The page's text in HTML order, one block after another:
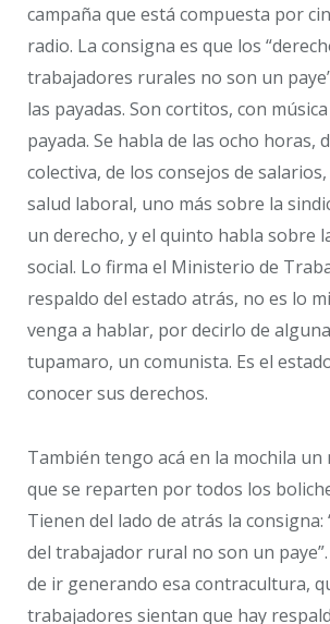
campaña que está compuesta por
radio. La consigna es que los
trabajadores rurales no son un
las payadas. Son cortitos, con
payada. Se habla de las ocho horas,
colectiva, de los consejos de
salud laboral, uno más sobre la
un derecho, y el quinto habla sobre
social. Lo firma el Ministerio de
respaldo del estado atrás, no es lo
venga a hablar, por decirlo de
tupamaro, un comunista. Es el
conocer sus derechos.
También tengo acá en la mochila un
que se reparten por todos los
Tienen del lado de atrás la consigna:
del trabajador rural no son un
de ir generando esa contracultura,
trabajadores sientan que hay